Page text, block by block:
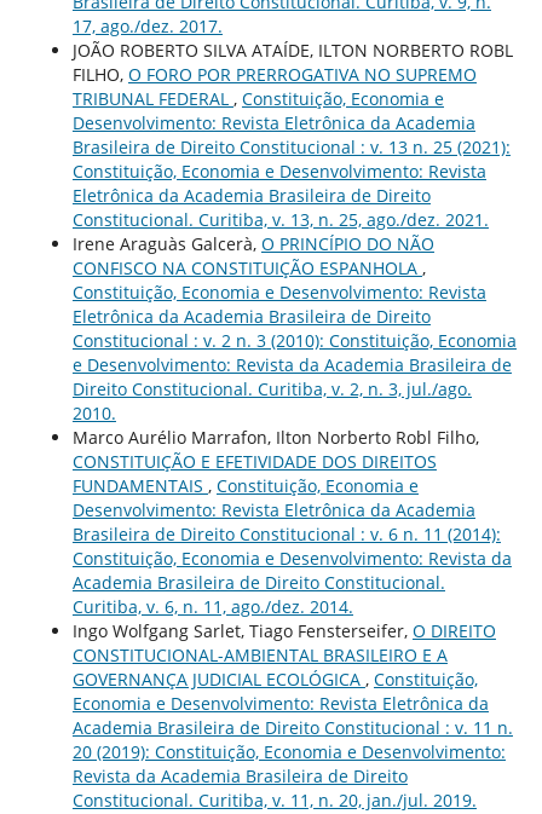
17, ago./dez. 2017.
JOÃO ROBERTO SILVA ATAÍDE, ILTON NORBERTO ROBL
FILHO, O FORO POR PRERROGATIVA NO SUPREMO
TRIBUNAL FEDERAL , Constituição, Economia e
Desenvolvimento: Revista Eletrônica da Academia
Brasileira de Direito Constitucional : v. 13 n. 25 (2021):
Constituição, Economia e Desenvolvimento: Revista
Eletrônica da Academia Brasileira de Direito
Constitucional. Curitiba, v. 13, n. 25, ago./dez. 2021.
Irene Araguàs Galcerà, O PRINCÍPIO DO NÃO
CONFISCO NA CONSTITUIÇÃO ESPANHOLA ,
Constituição, Economia e Desenvolvimento: Revista
Eletrônica da Academia Brasileira de Direito
Constitucional : v. 2 n. 3 (2010): Constituição, Economia
e Desenvolvimento: Revista da Academia Brasileira de
Direito Constitucional. Curitiba, v. 2, n. 3, jul./ago.
2010.
Marco Aurélio Marrafon, Ilton Norberto Robl Filho,
CONSTITUIÇÃO E EFETIVIDADE DOS DIREITOS
FUNDAMENTAIS , Constituição, Economia e
Desenvolvimento: Revista Eletrônica da Academia
Brasileira de Direito Constitucional : v. 6 n. 11 (2014):
Constituição, Economia e Desenvolvimento: Revista da
Academia Brasileira de Direito Constitucional.
Curitiba, v. 6, n. 11, ago./dez. 2014.
Ingo Wolfgang Sarlet, Tiago Fensterseifer, O DIREITO
CONSTITUCIONAL-AMBIENTAL BRASILEIRO E A
GOVERNANÇA JUDICIAL ECOLÓGICA , Constituição,
Economia e Desenvolvimento: Revista Eletrônica da
Academia Brasileira de Direito Constitucional : v. 11 n.
20 (2019): Constituição, Economia e Desenvolvimento:
Revista da Academia Brasileira de Direito
Constitucional. Curitiba, v. 11, n. 20, jan./jul. 2019.